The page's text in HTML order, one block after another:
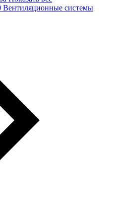
Вентиляционные системы